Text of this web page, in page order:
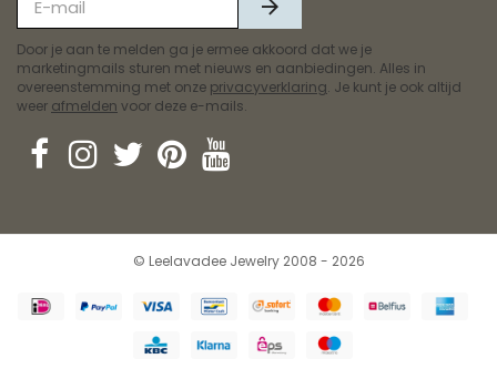
Door je aan te melden ga je ermee akkoord dat we je
marketingmails sturen met nieuws en aanbiedingen. Alles in
overeenstemming met onze privacyverklaring. Je kunt je ook altijd
weer afmelden voor deze e-mails.
© Leelavadee Jewelry 2008 - 2026